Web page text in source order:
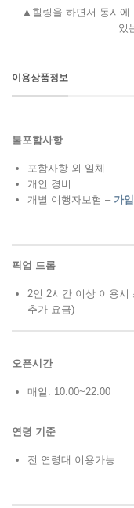
▲힐링을 하면서 동시에
있
이용상품정보
불포함사항
포함사항 외 일체
개인 경비
개별 여행자보험 – 가
픽업 드롭
2인 2시간 이상 이용시
추가 요금)
오픈시간
매일: 10:00~22:00
연령 기준
전 연령대 이용가능